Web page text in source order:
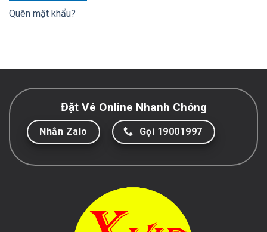
Quên mật khẩu?
Đặt Vé Online Nhanh Chóng
Nhắn Zalo Gọi 19001997